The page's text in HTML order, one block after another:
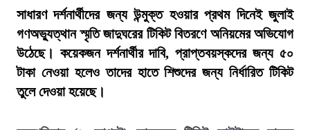
সাধারণ দর্শনার্থীদের জন্য উন্মুক্ত হওয়ার প্রথম দিনেই জুলাই
গণঅভ্যুত্থান স্মৃতি জাদুঘরের টিকিট বিতরণে অনিয়মের অভিযোগ
উঠেছে। কয়েকজন দর্শনার্থীর দাবি, প্রাপ্তবয়স্কদের জন্য ৫০
টাকা নেওয়া হলেও তাদের হাতে শিশুদের জন্য নির্ধারিত টিকিট
তুলে দেওয়া হয়েছে।